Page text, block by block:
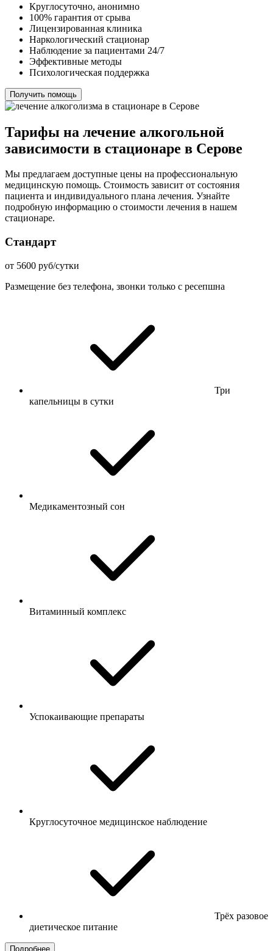
Круглосуточно, анонимно
100% гарантия от срыва
Лицензированная клиника
Наркологический стационар
Наблюдение за пациентами 24/7
Эффективные методы
Психологическая поддержка
Получить помощь
Тарифы на лечение алкогольной
зависимости в стационаре в Серове
Мы предлагаем доступные цены на профессиональную
медицинскую помощь. Стоимость зависит от состояния
пациента и индивидуального плана лечения. Узнайте
подробную информацию о стоимости лечения в нашем
стационаре.
Стандарт
от 5600 руб/сутки
Размещение без телефона, звонки только с ресепшна
Три
капельницы в сутки
Медикаментозный сон
Витаминный комплекс
Успокаивающие препараты
Круглосуточное медицинское наблюдение
Трёх разовое
диетическое питание
Подробнее